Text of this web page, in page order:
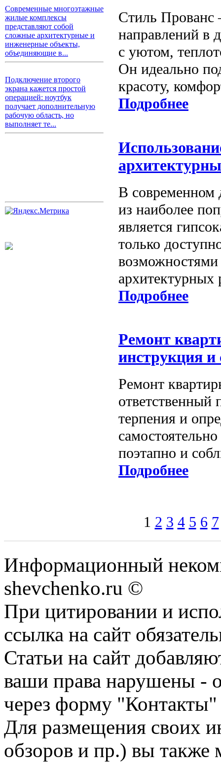
Современные многоэтажные
жилые комплексы
представляют собой
сложные архитектурные и
инженерные объекты,
объединяющие в...
Подключение второго
экрана кажется простой
операцией: ноутбук
получает дополнительную
рабочую область, но
выполняет те...
Стиль
направлений в
с уютом,
Он идеально
красоту,
Подробнее
В современном
из наиболее
является
только
Подробнее
Ремонт
инструкция и
Ремонт
ответственный
терпения и
поэтапно и
Подробнее
1 2 3 4 5 6 7
Информационный
shevchenko.ru ©
При цитировании и
ссылка на сайт
Статьи на сайт
ваши права нарушены -
через форму "Контакты"
Для размещения своих
обзоров и пр.) вы также